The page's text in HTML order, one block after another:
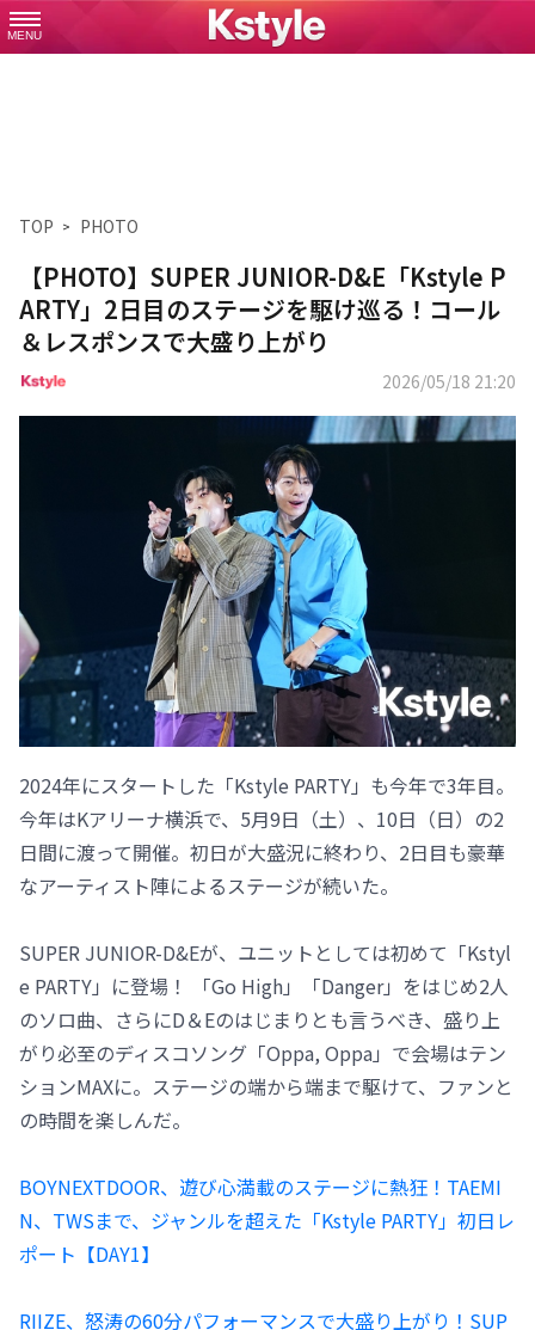
MENU
TOP PHOTO
【PHOTO】SUPER JUNIOR-D&E「Kstyle P
ARTY」2日目のステージを駆け巡る！コール
＆レスポンスで大盛り上がり
2026/05/18 21:20
2024年にスタートした「Kstyle PARTY」も今年で3年目。
今年はKアリーナ横浜で、5月9日（土）、10日（日）の2
日間に渡って開催。初日が大盛況に終わり、2日目も豪華
なアーティスト陣によるステージが続いた。
SUPER JUNIOR-D&Eが、ユニットとしては初めて「Kstyl
e PARTY」に登場！ 「Go High」「Danger」をはじめ2人
のソロ曲、さらにD＆Eのはじまりとも言うべき、盛り上
がり必至のディスコソング「Oppa, Oppa」で会場はテン
ションMAXに。ステージの端から端まで駆けて、ファンと
の時間を楽しんだ。
BOYNEXTDOOR、遊び心満載のステージに熱狂！TAEMI
N、TWSまで、ジャンルを超えた「Kstyle PARTY」初日レ
ポート【DAY1】
RIIZE、怒涛の60分パフォーマンスで大盛り上がり！SUP